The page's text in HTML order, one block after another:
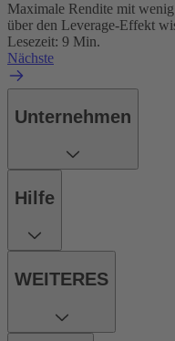
Maximale Rendite mit
über den Leverage-Effekt
Lesezeit: 9 Min.
Nächste
Unternehmen
Hilfe
WEITERES